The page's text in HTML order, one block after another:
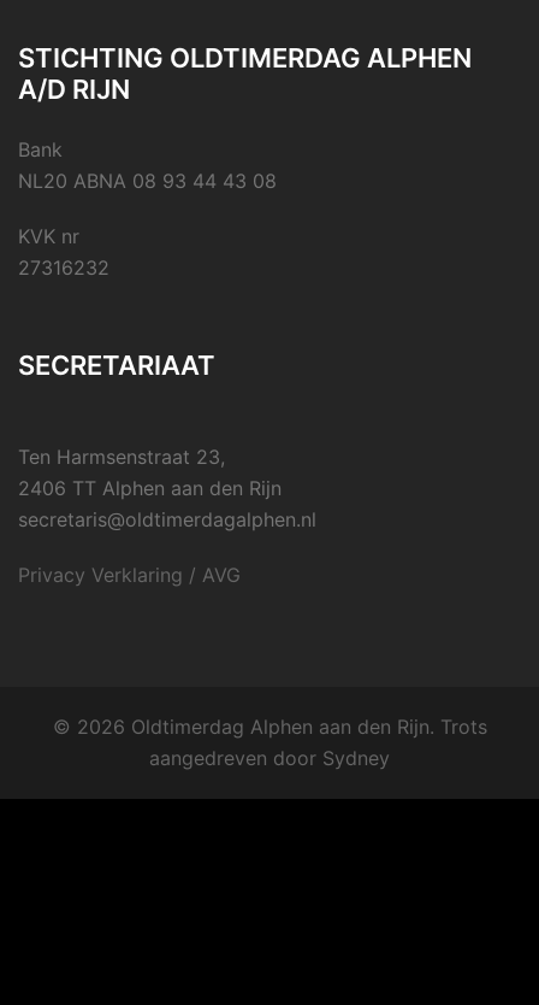
STICHTING OLDTIMERDAG ALPHEN
A/D RIJN
Bank
NL20 ABNA 08 93 44 43 08
KVK nr
27316232
SECRETARIAAT
Ten Harmsenstraat 23,
2406 TT Alphen aan den Rijn
secretaris@oldtimerdagalphen.nl
Privacy Verklaring / AVG
© 2026 Oldtimerdag Alphen aan den Rijn. Trots
aangedreven door Sydney